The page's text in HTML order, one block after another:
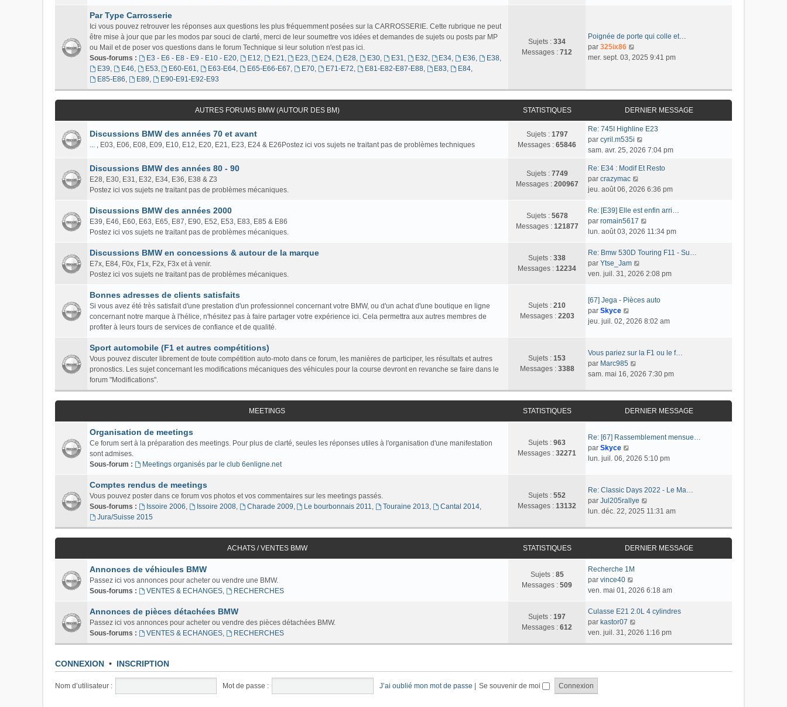
m
s
g
e
r
i
s
s
a
g
t
r
d
e
r
n
i
e
r
e
s
s
g
e
Par Type Carrosserie
Ici vous pouvez retrouver les réponses aux questions les plus fréquemment posées sur la CARROSSERIE. Cette rubrique ne peut
être mise à jour que par les modos par souci de clarté, merci de leur soumettre vos idées et demandes de sujets ou posts par MP
ou Mail et de poser vos questions dans le forum Technique si leur solution n'est pas ici.
Sous-forums :
E3 - E6 - E8 - E9 - E10 - E20, E12, E21, E23, E24, E28, E30, E31, E32, E34, E36, E38,
E39, E46, E53, E60-E61, E63-E64, E65-E66-E67, E70, E71-E72, E81-E82-E87-E88, E83, E84,
E85-E86, E89, E90-E91-E92-E93
Sujets : 334
Messages : 712
Poignée de porte qui colle et…
par 325ix86
o
u
l
t
e
r
e
e
r
n
e
r
m
s
a
e
mer. sept. 03, 2025 9:41 pm
AUTRES FORUMS BMW (AUTOUR DES BM) STATISTIQUES DERNIER MESSAGE
Discussions BMW des années 70 et avant
... , E03, E06, E08, E09, E10, E12, E20, E21, E23, E24 & E26Postez ici vos sujets ne traitant pas de problèmes techniques
Sujets : 1797
Messages : 65846
Re: 745I Highline E23
par cyril.m535i
o
s
l
e
r
l
d
r
i
r
s
a
e
sam. avr. 25, 2026 7:04 pm
Discussions BMW des années 80 - 90
E28, E30, E31, E32, E34, E36, E38 & Z3
Postez ici vos sujets ne traitant pas de problèmes mécaniques.
Sujets : 7749
Messages : 200967
Re: E34 : Modif Et Resto
par crazymac
o
s
u
l
e
r
l
e
n
r
e
s
s
a
g
jeu. août 06, 2026 6:36 pm
Discussions BMW des années 2000
E39, E46, E60, E63, E65, E87, E90, E52, E53, E83, E85 & E86
Postez ici vos sujets ne traitant pas de problèmes mécaniques.
Sujets : 5678
Messages : 121877
Re: [E39] Elle est enfin arri…
par romain5617
o
s
l
r
e
r
e
r
m
e
s
g
lun. août 03, 2026 11:34 pm
Discussions BMW en concessions & autour de la marque
E7x, E84, F0x, F1x, F2x, F3x et à venir.
Postez ici vos sujets ne traitant pas de problèmes mécaniques.
Sujets : 338
Messages : 12234
Re: Bmw 530D Touring F11 - Su…
par Ytse_Jam
o
u
t
l
d
e
r
n
i
r
e
a
g
e
ven. juil. 31, 2026 2:08 pm
Bonnes adresses de clients satisfaits
Si vous avez été très satisfait d'une prestation d'un professionnel concernant votre BMW, ou d'un achat d'une boutique en ligne
concernant notre marque à l'hélice, n'hésitez pas à faire partager votre expérience ici. Cela permettra aux autres membres de
profiter à leurs tours de services de confiance et de qualité.
Sujets : 210
Messages : 2203
[67] Jega - Pièces auto
par Skyce
o
u
l
t
e
e
n
r
m
e
g
jeu. juil. 02, 2026 8:02 am
Sport automobile (F1 et autres compétitions)
Vous pouvez discuter librement de toute compétition auto-moto dans ce forum, les manières de participer, les résultats et autres
pronostics. Les sujet concernant les modifications mécaniques des véhicules pour la course devront en revanche se faire dans le
forum "Modifications".
Sujets : 153
Messages : 3388
Vous pariez sur la F1 ou le f…
par Marc985
o
l
e
l
e
r
n
m
a
e
sam. mai 16, 2026 7:30 pm
MEETINGS STATISTIQUES DERNIER MESSAGE
Organisation de meetings
Ce forum sert à la préparation des meetings. Pour plus de clarté, seules les réponses utiles à l'organisation d'une manifestation
sont admises.
Sous-forum :
Meetings organisés par le club 6enligne.net
Sujets : 963
Messages : 32271
Re: [67] Rassemblement mensue…
par Skyce
o
u
l
t
e
e
r
n
e
r
m
lun. juil. 06, 2026 5:10 pm
Comptes rendus de meetings
Vous pouvez poster dans ce forum vos photos et vos commentaires sur les meetings passés.
Sous-forums :
Issoire 2006, Issoire 2008, Charade 2009, Le bourbonnais 2011, Touraine 2013, Cantal 2014,
Jura/Suisse 2015
Sujets : 552
Messages : 13132
Re: Classic Days 2022 - Le Ma…
par Jul205rallye
o
l
l
d
r
lun. déc. 22, 2025 11:31 am
ACHATS / VENTES BMW STATISTIQUES DERNIER MESSAGE
Annonces de véhicules BMW
Passez ici vos annonces pour acheter ou vendre une BMW.
Sous-forums :
VENTES & ECHANGES, RECHERCHES
Sujets : 85
Messages : 509
Recherche 1M
par vince40
o
s
u
l
t
l
ven. mai 01, 2026 6:18 am
Annonces de pièces détachées BMW
Passez ici vos annonces pour acheter ou vendre des pièces détachées BMW.
Sous-forums :
VENTES & ECHANGES, RECHERCHES
Sujets : 197
Messages : 612
Culasse E21 2.0L 4 cylindres
par kastor07
o
n
l
ven. juil. 31, 2026 1:16 pm
CONNEXION • INSCRIPTION
Nom d’utilisateur : Mot de passe : J’ai oublié mon mot de passe Se souvenir de moi